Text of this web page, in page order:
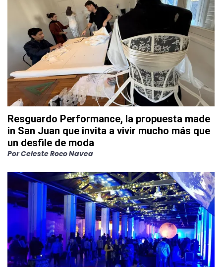
Resguardo Performance, la propuesta made
in San Juan que invita a vivir mucho más que
un desfile de moda
PorCeleste Roco Navea